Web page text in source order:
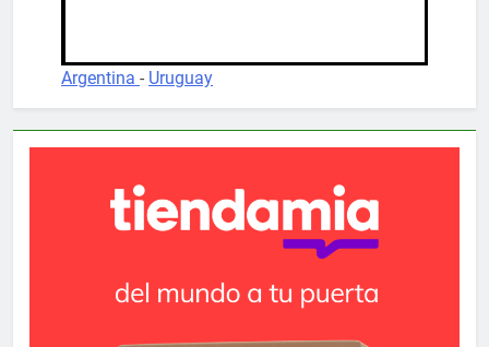
Argentina - Uruguay